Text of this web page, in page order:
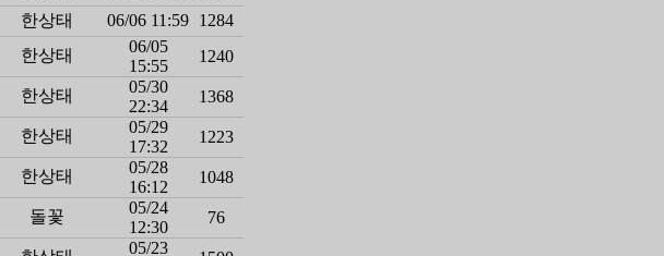
한상태 06/06 11:59 1284
한상태
06/05
15:55
1240
한상태
05/30
22:34
1368
한상태
05/29
17:32
1223
한상태
05/28
16:12
1048
돌꽃
05/24
12:30
76
05/23